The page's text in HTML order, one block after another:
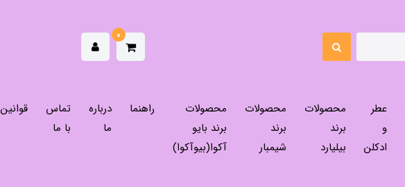
0
عطر
و
ادکلن
محصولات
برند
بیلیارد
محصولات
برند
شیمبار
محصولات
برند بایو
آکوا(بیوآکوا)
راهنما
درباره
ما
تماس
با ما
قوانین